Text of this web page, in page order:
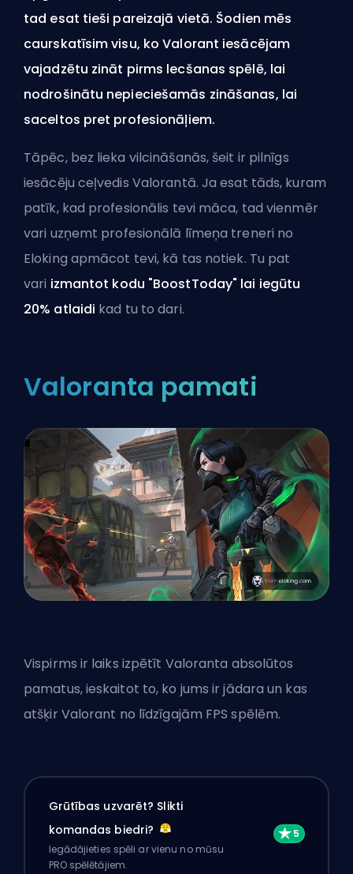
tad esat tieši pareizajā vietā. Šodien mēs
caurskatīsim visu, ko Valorant iesācējam
vajadzētu zināt pirms lecšanas spēlē, lai
nodrošinātu nepieciešamās zināšanas, lai
saceltos pret profesionāļiem.
Tāpēc, bez lieka vilcināšanās, šeit ir pilnīgs
iesācēju ceļvedis Valorantā. Ja esat tāds, kuram
patīk, kad profesionālis tevi māca, tad vienmēr
vari uzņemt profesionālā līmeņa treneri no
Eloking apmācot tevi, kā tas notiek. Tu pat
vari izmantot kodu "BoostToday" lai iegūtu
20% atlaidi kad tu to dari.
Valoranta pamati
Vispirms ir laiks izpētīt Valoranta absolūtos
pamatus, ieskaitot to, ko jums ir jādara un kas
atšķir Valorant no līdzīgajām FPS spēlēm.
Grūtības uzvarēt? Slikti
komandas biedri?
Iegādājieties spēli ar vienu no mūsu
PRO spēlētājiem.